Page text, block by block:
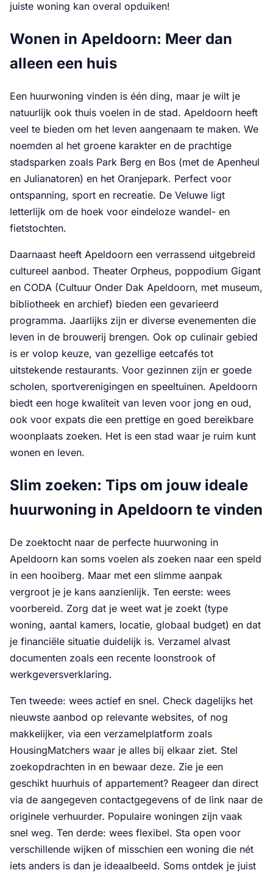
juiste woning kan overal opduiken!
Wonen in Apeldoorn: Meer dan
alleen een huis
Een huurwoning vinden is één ding, maar je wilt je
natuurlijk ook thuis voelen in de stad. Apeldoorn heeft
veel te bieden om het leven aangenaam te maken. We
noemden al het groene karakter en de prachtige
stadsparken zoals Park Berg en Bos (met de Apenheul
en Julianatoren) en het Oranjepark. Perfect voor
ontspanning, sport en recreatie. De Veluwe ligt
letterlijk om de hoek voor eindeloze wandel- en
fietstochten.
Daarnaast heeft Apeldoorn een verrassend uitgebreid
cultureel aanbod. Theater Orpheus, poppodium Gigant
en CODA (Cultuur Onder Dak Apeldoorn, met museum,
bibliotheek en archief) bieden een gevarieerd
programma. Jaarlijks zijn er diverse evenementen die
leven in de brouwerij brengen. Ook op culinair gebied
is er volop keuze, van gezellige eetcafés tot
uitstekende restaurants. Voor gezinnen zijn er goede
scholen, sportverenigingen en speeltuinen. Apeldoorn
biedt een hoge kwaliteit van leven voor jong en oud,
ook voor expats die een prettige en goed bereikbare
woonplaats zoeken. Het is een stad waar je ruim kunt
wonen en leven.
Slim zoeken: Tips om jouw ideale
huurwoning in Apeldoorn te vinden
De zoektocht naar de perfecte huurwoning in
Apeldoorn kan soms voelen als zoeken naar een speld
in een hooiberg. Maar met een slimme aanpak
vergroot je je kans aanzienlijk. Ten eerste: wees
voorbereid. Zorg dat je weet wat je zoekt (type
woning, aantal kamers, locatie, globaal budget) en dat
je financiële situatie duidelijk is. Verzamel alvast
documenten zoals een recente loonstrook of
werkgeversverklaring.
Ten tweede: wees actief en snel. Check dagelijks het
nieuwste aanbod op relevante websites, of nog
makkelijker, via een verzamelplatform zoals
HousingMatchers waar je alles bij elkaar ziet. Stel
zoekopdrachten in en bewaar deze. Zie je een
geschikt huurhuis of appartement? Reageer dan direct
via de aangegeven contactgegevens of de link naar de
originele verhuurder. Populaire woningen zijn vaak
snel weg. Ten derde: wees flexibel. Sta open voor
verschillende wijken of misschien een woning die nét
iets anders is dan je ideaalbeeld. Soms ontdek je juist